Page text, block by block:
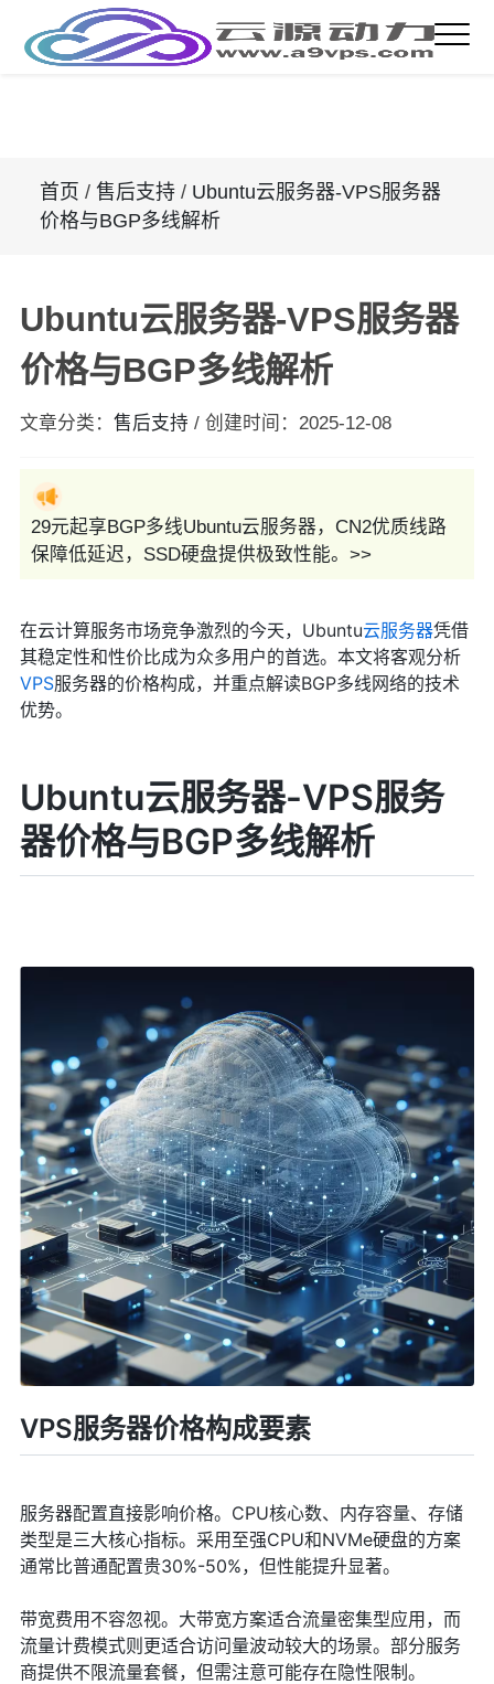
首页 / 售后支持/ Ubuntu云服务器-VPS服务器
价格与BGP多线解析
Ubuntu云服务器-VPS服务器
价格与BGP多线解析
文章分类： 售后支持 / 创建时间： 2025-12-08
29元起享BGP多线Ubuntu云服务器，CN2优质线路
保障低延迟，SSD硬盘提供极致性能。>>
在云计算服务市场竞争激烈的今天，Ubuntu云服务器凭借
其稳定性和性价比成为众多用户的首选。本文将客观分析
VPS服务器的价格构成，并重点解读BGP多线网络的技术
优势。
Ubuntu云服务器-VPS服务
器价格与BGP多线解析
VPS服务器价格构成要素
服务器配置直接影响价格。CPU核心数、内存容量、存储
类型是三大核心指标。采用至强CPU和NVMe硬盘的方案
通常比普通配置贵30%-50%，但性能提升显著。
带宽费用不容忽视。大带宽方案适合流量密集型应用，而
流量计费模式则更适合访问量波动较大的场景。部分服务
商提供不限流量套餐，但需注意可能存在隐性限制。